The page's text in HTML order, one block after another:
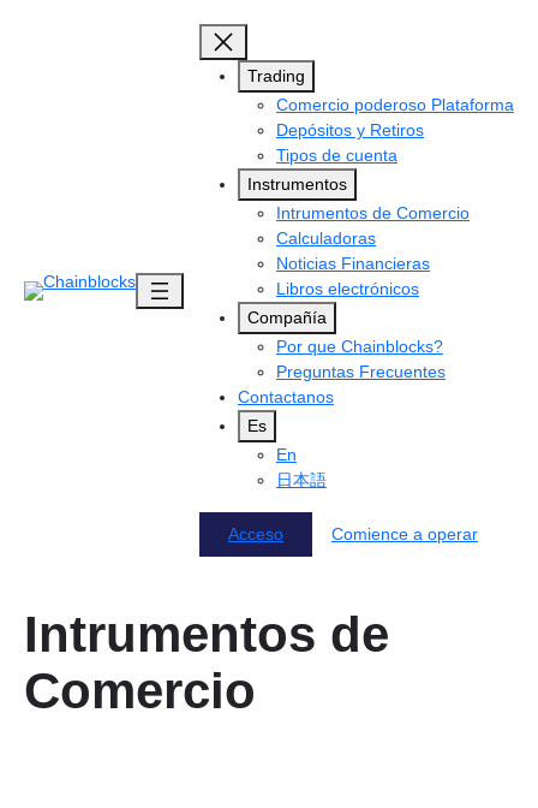
Trading
Comercio poderoso Plataforma
Depósitos y Retiros
Tipos de cuenta
Instrumentos
Intrumentos de Comercio
Calculadoras
Noticias Financieras
Libros electrónicos
Compañía
Por que Chainblocks?
Preguntas Frecuentes
Contactanos
Es
En
日本語
Acceso Comience a operar
Intrumentos de
Comercio